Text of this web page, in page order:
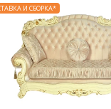
И СБОРКА*